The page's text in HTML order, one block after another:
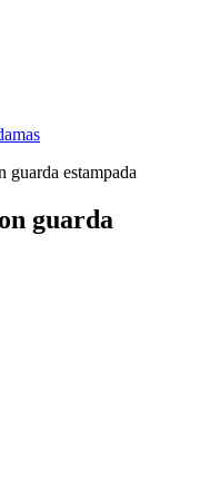
guarda estampada
guarda